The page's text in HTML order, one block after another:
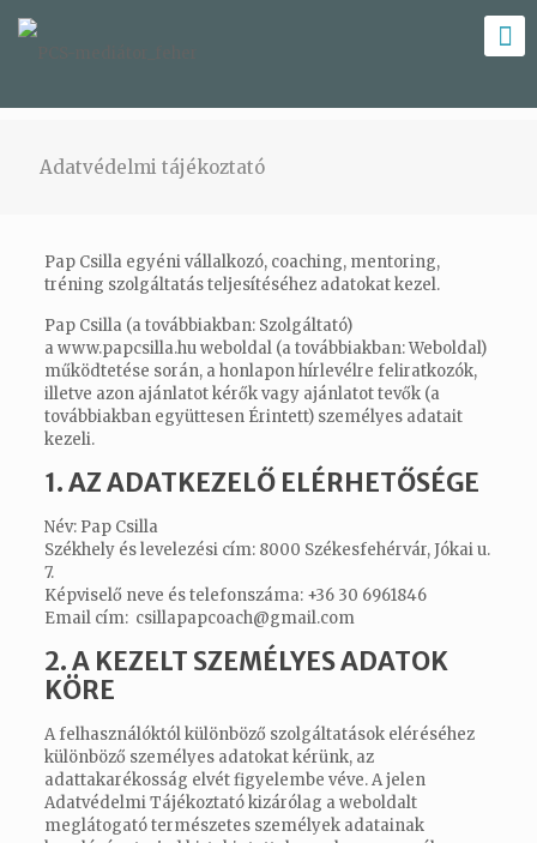
Adatvédelmi tájékoztató
Pap Csillaegyéni vállalkozó, coaching, mentoring,
tréning szolgáltatás teljesítéséhez adatokat kezel.
Pap Csilla(a továbbiakban: Szolgáltató)
a www.papcsilla.hu weboldal (a továbbiakban: Weboldal)
működtetése során, a honlapon hírlevélre feliratkozók,
illetve azon ajánlatot kérők vagy ajánlatot tevők (a
továbbiakban együttesen Érintett) személyes adatait
kezeli.
1. AZ ADATKEZELŐ ELÉRHETŐSÉGE
Név: Pap Csilla
Székhely és levelezési cím: 8000 Székesfehérvár, Jókai u.
7.
Képviselő neve és telefonszáma: +36 30 6961846
Email cím: csillapapcoach@gmail.com
2. A KEZELT SZEMÉLYES ADATOK
KÖRE
A felhasználóktól különböző szolgáltatások eléréséhez
különböző személyes adatokat kérünk, az
adattakarékosság elvét figyelembe véve. A jelen
Adatvédelmi Tájékoztató kizárólag a weboldalt
meglátogató természetes személyek adatainak